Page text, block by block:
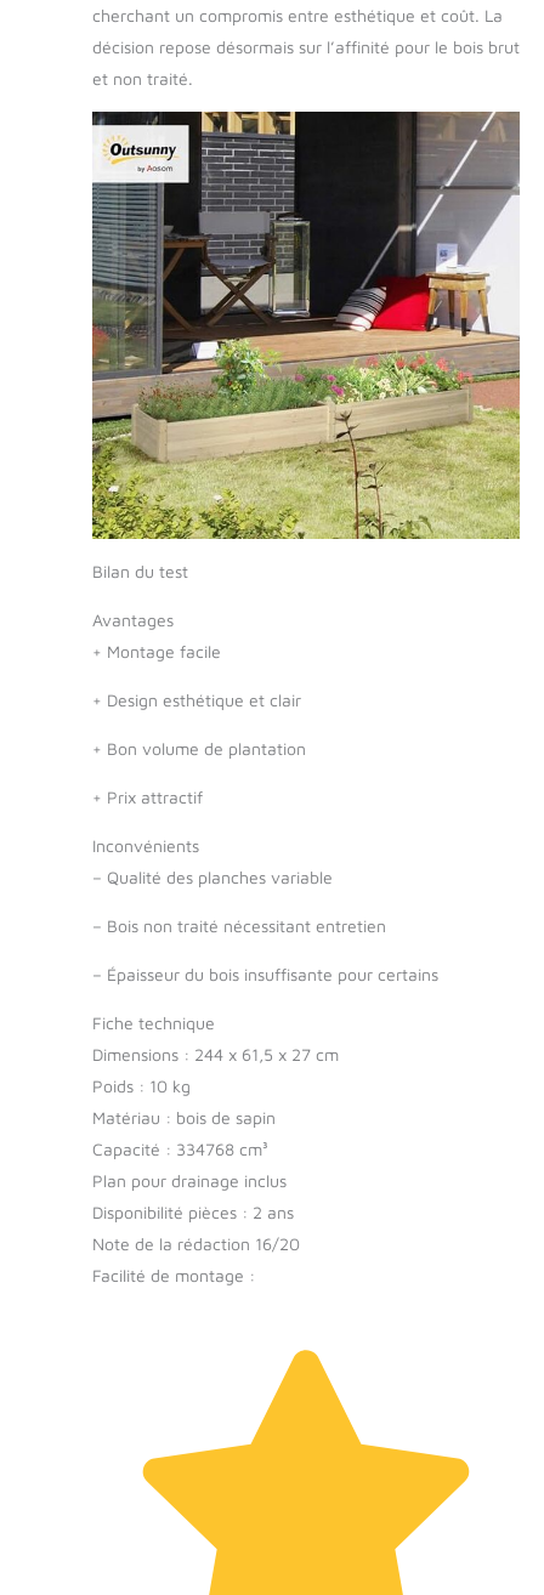
végétaux MONTAGE
FACILE ET RAPIDE :
montage simple et
manuel
d'assemblage illustré
cherchant un compromis entre esthétique et coût. La
décision repose désormais sur l’affinité pour le bois brut
et non traité.
Bilan du test
Avantages
+ Montage facile
+ Design esthétique et clair
+ Bon volume de plantation
+ Prix attractif
Inconvénients
– Qualité des planches variable
– Bois non traité nécessitant entretien
– Épaisseur du bois insuffisante pour certains
Fiche technique
Dimensions : 244 x 61,5 x 27 cm
Poids : 10 kg
Matériau : bois de sapin
Capacité : 334768 cm³
Plan pour drainage inclus
Disponibilité pièces : 2 ans
Note de la rédaction 16/20
Facilité de montage :